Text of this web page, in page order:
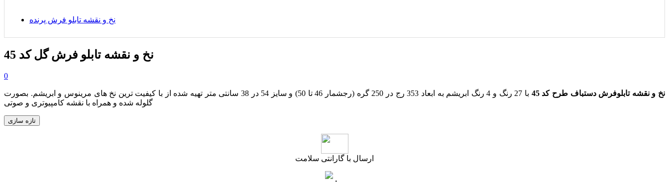
نخ و نقشه تابلو فرش پرنده
نخ و نقشه تابلو فرش گل کد 45
0
نخ و نقشه تابلوفرش دستباف طرح کد 45 با 27 رنگ و 4 رنگ ابریشم به ابعاد 353 رج در 250 گره (رجشمار 46 تا 50 )
و سایز 54 در 38 سانتی متر تهیه شده از با کیفیت ترین نخ های مرینوس و ابریشم. بصورت
گلوله شده و همراه با نقشه کامپیوتری و صوتی
ارسال با گارانتی سلامت